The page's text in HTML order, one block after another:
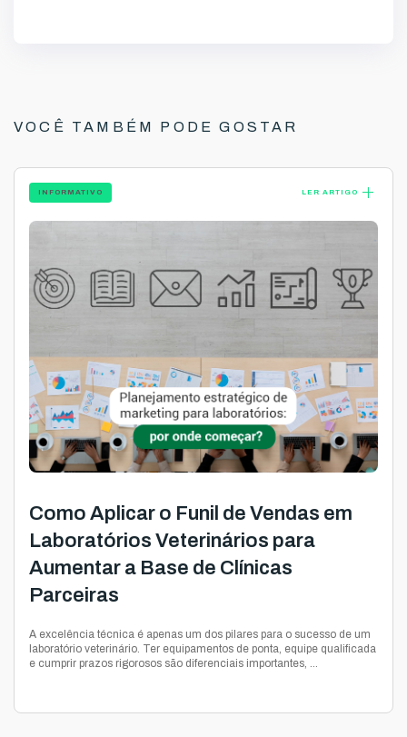
VOCÊ TAMBÉM PODE GOSTAR
INFORMATIVO LER ARTIGO add
Como Aplicar o Funil de Vendas em
Laboratórios Veterinários para
Aumentar a Base de Clínicas
Parceiras
A excelência técnica é apenas um dos pilares para o sucesso de um
laboratório veterinário. Ter equipamentos de ponta, equipe qualificada
e cumprir prazos rigorosos são diferenciais importantes, ...